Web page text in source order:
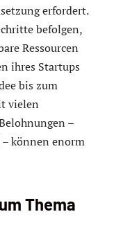
erfordert.
befolgen,
Ressourcen
ihres Startups
bis zum
vielen
–
können enorm
Thema